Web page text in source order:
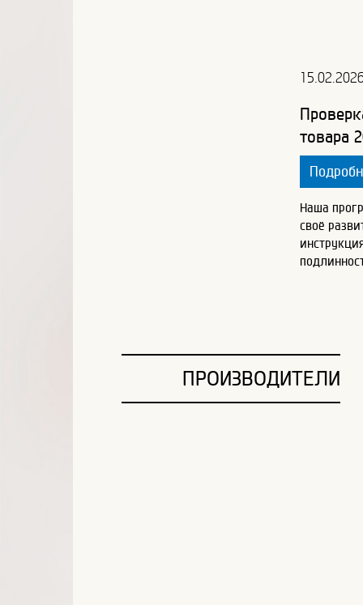
товара
Наша
своё
ПРОИЗВОДИТЕЛИ